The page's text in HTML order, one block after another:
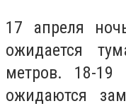
17 апреля
ожидается
метров. 18-
ожидаются